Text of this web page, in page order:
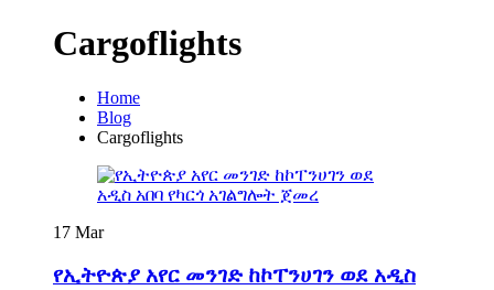
Cargoflights
Home
Blog
Cargoflights
17 Mar
የኢትዮጵያ አየር መንገድ ከኮፐንሀገን ወደ አዲስ